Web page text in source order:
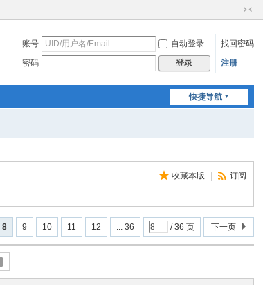
切
到
账号 自动登录
找回密码
密码
登录 注册
快捷导航
收藏本版 订阅
8 9 10 11 12 ... 36 / 36 页 下一页